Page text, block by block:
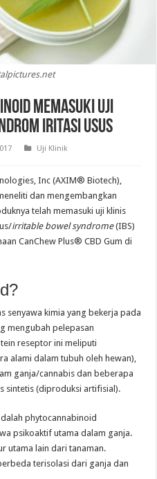
Memasuki Uji
Iritasi Usus
Uji Klinik
Inc (AXIM® Biotech),
dan mengembangkan
telah memasuki uji klinis
irritable bowel syndrome(IBS)
CanChew Plus® CBD Gum di
senyawa kimia yang bekerja pada
mengubah pelepasan
reseptor ini meliputi
alami dalam tubuh oleh hewan),
ganja/cannabis dan beberapa
sintetis (diproduksi artifisial).
phytocannabinoid
psikoaktif utama dalam ganja.
utama lain dari tanaman.
terisolasi dari ganja dan